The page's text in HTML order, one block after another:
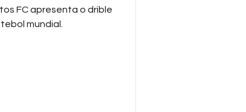
FC apresenta o drible
mundial.